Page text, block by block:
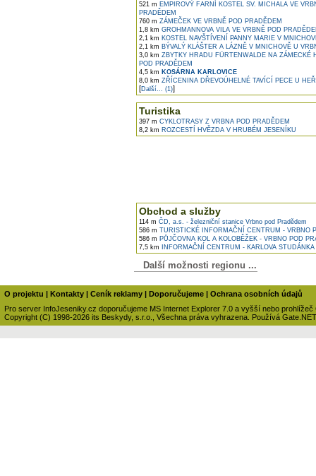
521 m EMPIROVÝ FARNÍ KOSTEL SV. MICHALA VE
PRADĚDEM
760 m ZÁMEČEK VE VRBNĚ POD PRADĚDEM
1,8 km GROHMANNOVA VILA VE VRBNĚ POD
2,1 km KOSTEL NAVŠTÍVENÍ PANNY MARIE V
2,1 km BÝVALÝ KLÁŠTER A LÁZNĚ V MNICHOVĚ U
3,0 km ZBYTKY HRADU FÜRTENWALDE NA ZÁMECKÉ
POD PRADĚDEM
4,5 km KOSÁRNA KARLOVICE
8,0 km ZŘÍCENINA DŘEVOÚHELNÉ TAVÍCÍ PECE U
[Další... (1)]
Turistika
397 m CYKLOTRASY Z VRBNA POD PRADĚDEM
8,2 km ROZCESTÍ HVĚZDA V HRUBÉM JESENÍKU
Obchod a služby
114 m ČD, a.s. - železniční stanice Vrbno pod Pradědem
586 m TURISTICKÉ INFORMAČNÍ CENTRUM - VRBNO
586 m PŮJČOVNA KOL A KOLOBĚŽEK - VRBNO POD
7,5 km INFORMAČNÍ CENTRUM - KARLOVA STUDÁNKA
Další možnosti regionu ...
O projektu | Kontakty | Ceník reklamy | Doporučujeme | Ochrana osobních údajů
Pro server InfoJeseniky.cz doporučujeme MS Internet Explorer 7.0 a vyšší nebo prohlížeč
Copyright (C) 1998-2026 its Beskydy, s.r.o., Všechna práva vyhrazena. Používá